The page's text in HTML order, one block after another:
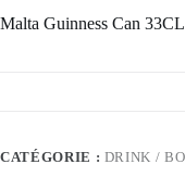
Malta Guinness Can 33CL
CATÉGORIE : DRINK /